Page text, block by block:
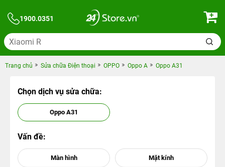
1900.0351
Trang chủ Sửa chữa Điện thoại OPPO Oppo A Oppo A31
Chọn dịch vụ sửa chữa:
Oppo A31
Vấn đề: